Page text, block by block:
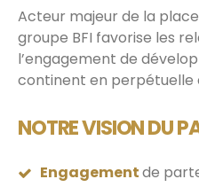
Acteur majeur de la
groupe BFI favorise les
l’engagement de
continent en perpétuelle
NOTRE VISION DU
Engagementde